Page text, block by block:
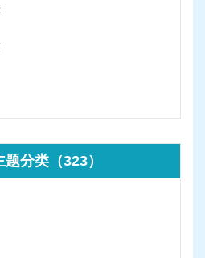
分类（323）